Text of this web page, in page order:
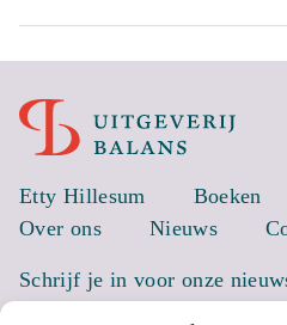
Etty Hillesum Boeken
Over ons
Nieuws
Schrijf je in voor onze